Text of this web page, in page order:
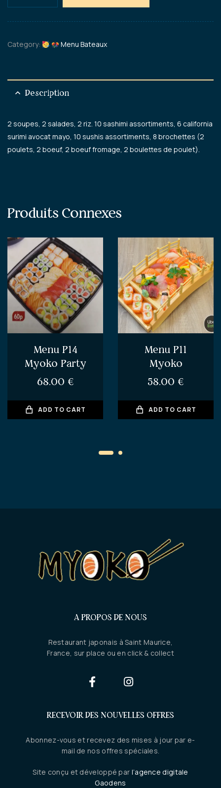
Category: Menu Bateaux
Description
2 soupes, 2 salades, 2 riz. 10 sashimi assortiments, 6 california
surimi avocat mayo, 10 sushis assortiments, 8 brochettes (2
poulets, 2 boeuf, 2 boeuf fromage, 2 boulettes de poulet).
Produits Connexes
Menu P14
Myoko Party
68.00 €
ADD TO CART
Menu P11
Myoko
58.00 €
ADD TO CART
A PROPOS DE NOUS
Restaurant japonais à Saint Maurice,
France, sur place ou en click & collect
RECEVOIR DES NOUVELLES OFFRES
Abonnez-vous et recevez des mises à jour par e-
mail de nos offres spéciales.
Site conçu et développé par l’agence digitale
Gaodens